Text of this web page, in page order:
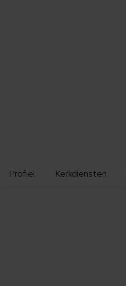
Profiel Kerkdiensten